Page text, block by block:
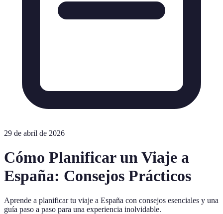
29 de abril de 2026
Cómo Planificar un Viaje a
España: Consejos Prácticos
Aprende a planificar tu viaje a España con consejos esenciales y una
guía paso a paso para una experiencia inolvidable.